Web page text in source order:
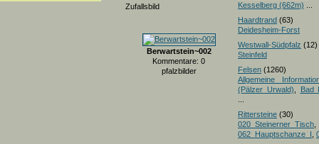
Zufallsbild
Berwartstein~002
Kommentare: 0
pfalzbilder
Kesselberg (662m)
Haardtrand (63)
Deidesheim-Forst
Westwall-Südpfalz (12)
Steinfeld
Felsen (1260)
Allgemeine
(Pälzer Urwald)
Bad
Rittersteine (30)
020_Steinerner_Tisch
062_Hauptschanze_I